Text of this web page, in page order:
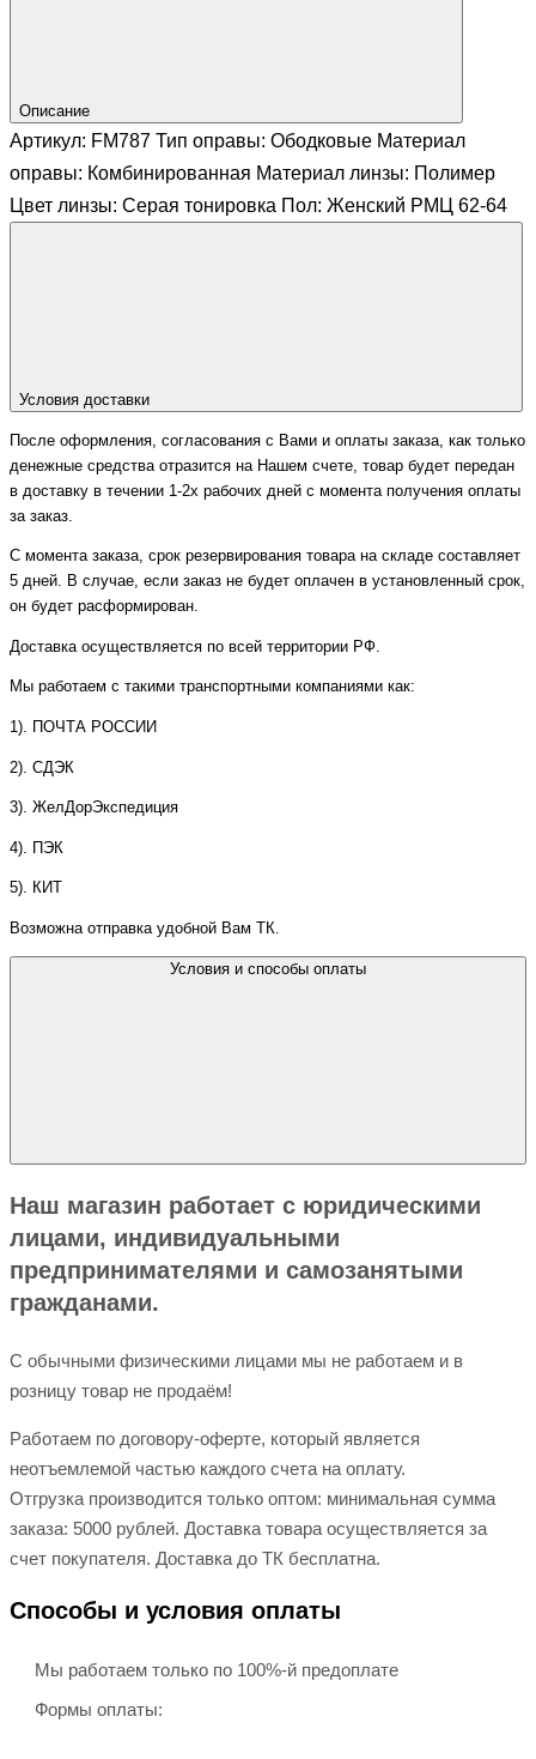
Описание
Артикул: FM787 Тип оправы: Ободковые Материал
оправы: Комбинированная Материал линзы: Полимер
Цвет линзы: Серая тонировка Пол: Женский РМЦ 62-64
Условия доставки
После оформления, согласования с Вами и оплаты заказа, как только
денежные средства отразится на Нашем счете, товар будет передан
в доставку в течении 1-2х рабочих дней с момента получения оплаты
за заказ.
С момента заказа, срок резервирования товара на складе составляет
5 дней. В случае, если заказ не будет оплачен в установленный срок,
он будет расформирован.
Доставка осуществляется по всей территории РФ.
Мы работаем с такими транспортными компаниями как:
1). ПОЧТА РОССИИ
2). СДЭК
3). ЖелДорЭкспедиция
4). ПЭК
5). КИТ
Возможна отправка удобной Вам ТК.
Условия и способы оплаты
Наш магазин работает с юридическими
лицами, индивидуальными
предпринимателями и самозанятыми
гражданами.
С обычными физическими лицами мы не работаем и в
розницу товар не продаём!
Работаем по договору-оферте, который является
неотъемлемой частью каждого счета на оплату.
Отгрузка производится только оптом: минимальная сумма
заказа: 5000 рублей. Доставка товара осуществляется за
счет покупателя. Доставка до ТК бесплатна.
Способы и условия оплаты
Мы работаем только по 100%-й предоплате
Формы оплаты: